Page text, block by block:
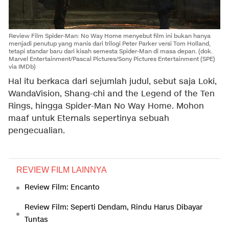
Review Film Spider-Man: No Way Home menyebut film ini bukan hanya
menjadi penutup yang manis dari trilogi Peter Parker versi Tom Holland,
tetapi standar baru dari kisah semesta Spider-Man di masa depan. (dok.
Marvel Entertainment/Pascal Pictures/Sony Pictures Entertainment (SPE)
via IMDb)
Hal itu berkaca dari sejumlah judul, sebut saja Loki,
WandaVision, Shang-chi and the Legend of the Ten
Rings, hingga Spider-Man No Way Home. Mohon
maaf untuk Eternals sepertinya sebuah
pengecualian.
REVIEW FILM LAINNYA
Review Film: Encanto
Review Film: Seperti Dendam, Rindu Harus Dibayar
Tuntas